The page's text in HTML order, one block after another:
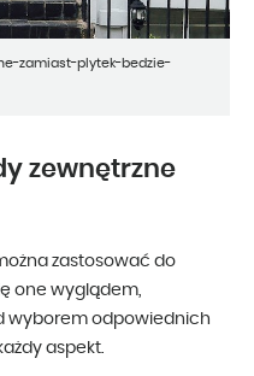
zamiast-plytek-bedzie-
zewnętrzne
zastosować do
one wyglądem,
wyborem odpowiednich
aspekt.